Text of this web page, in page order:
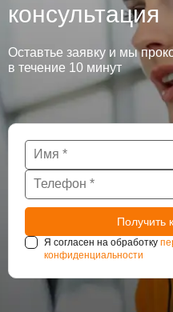
консультация
Оставтье заявку и мы
в течение 10 минут
Я согласен на обработку
конфиденциальности